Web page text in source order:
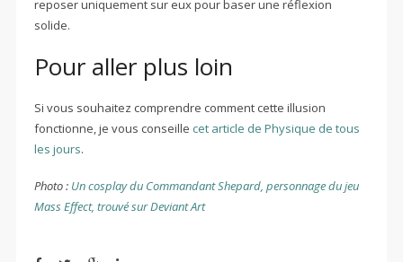
reposer uniquement sur eux pour baser une réflexion
solide.
Pour aller plus loin
Si vous souhaitez comprendre comment cette illusion
fonctionne, je vous conseille cet article de Physique de tous
les jours.
Photo : Un cosplay du Commandant Shepard, personnage du jeu
Mass Effect, trouvé sur Deviant Art